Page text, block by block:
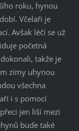
roku, hynou
Včelaři je
Avšak léčí se už
početná
takže je
zimy uhynou
všechna
i s pomocí
jen liší mezi
bude také